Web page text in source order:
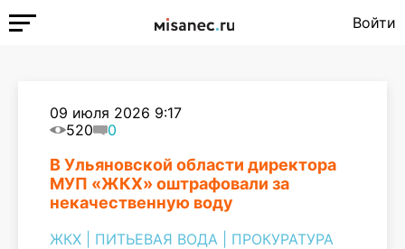
Войти
09 июля 2026 9:17
520
0
В Ульяновской области директора
МУП «ЖКХ» оштрафовали за
некачественную воду
ЖКХ ПИТЬЕВАЯ ВОДА ПРОКУРАТУРА